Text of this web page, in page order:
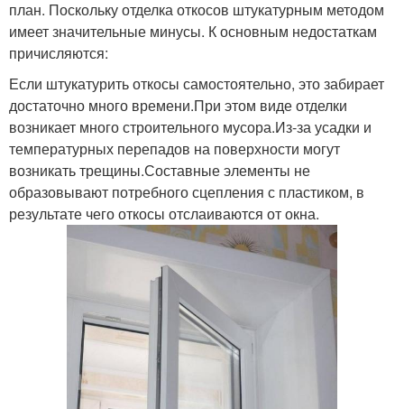
план. Поскольку отделка откосов штукатурным методом
имеет значительные минусы. К основным недостаткам
причисляются:
Если штукатурить откосы самостоятельно, это забирает
достаточно много времени.При этом виде отделки
возникает много строительного мусора.Из-за усадки и
температурных перепадов на поверхности могут
возникать трещины.Составные элементы не
образовывают потребного сцепления с пластиком, в
результате чего откосы отслаиваются от окна.